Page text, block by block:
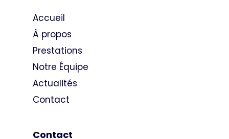
Accueil
À propos
Prestations
Notre Équipe
Actualités
Contact
Contact